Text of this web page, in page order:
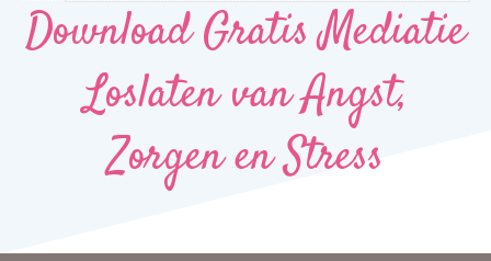
Download Gratis Mediatie
Loslaten van Angst,
Zorgen en Stress